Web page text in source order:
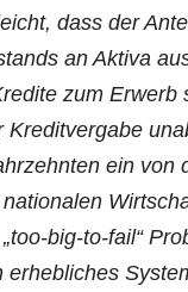
dass der
an Akti­va
zum Erwerb
ein von
big-to-fail“